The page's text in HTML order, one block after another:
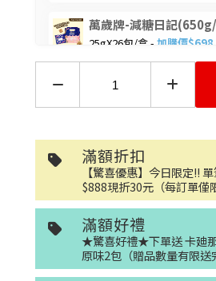
萬歲牌-減糖日記
25gX26包/盒 -加購價
滿額折扣
【驚喜優惠】今日限定!!
$888現折30元（每訂單僅
滿額好禮
★驚喜好禮★下單送 卡廸
原味2包（贈品數量有限送